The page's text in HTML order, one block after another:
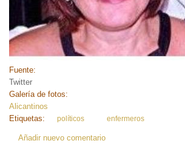
Fuente:
Twitter
Galería de fotos:
Alicantinos
Etiquetas:
políticos enfermeros
Añadir nuevo comentario